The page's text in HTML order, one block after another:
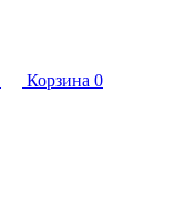
Корзина 0